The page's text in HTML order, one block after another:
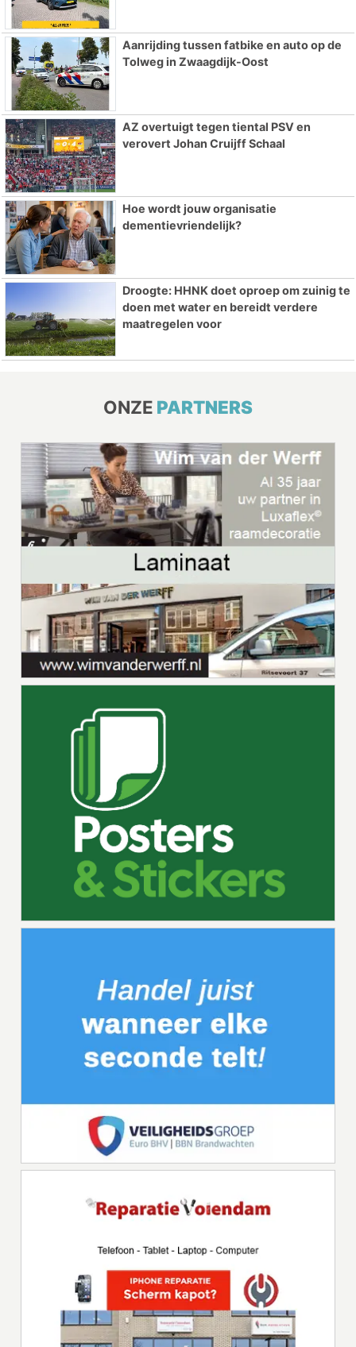
Aanrijding tussen fatbike en auto op de
Tolweg in Zwaagdijk-Oost
AZ overtuigt tegen tiental PSV en
verovert Johan Cruijff Schaal
Hoe wordt jouw organisatie
dementievriendelijk?
Droogte: HHNK doet oproep om zuinig te
doen met water en bereidt verdere
maatregelen voor
ONZE PARTNERS